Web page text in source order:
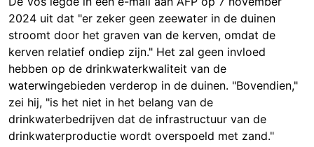
2024 uit dat "er zeker geen zeewater in de duinen
stroomt door het graven van de kerven, omdat de
kerven relatief ondiep zijn." Het zal geen invloed
hebben op de drinkwaterkwaliteit van de
waterwingebieden verderop in de duinen. "Bovendien,"
zei hij, "is het niet in het belang van de
drinkwaterbedrijven dat de infrastructuur van de
drinkwaterproductie wordt overspoeld met zand."